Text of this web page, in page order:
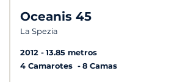
Oceanis 45
La Spezia
2012
13.85 metros
4 Camarotes
8 Camas